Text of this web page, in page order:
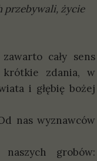
przebywali, życie
cały sens
krótkie zdania, w
i głębię bożej
nas wyznawców
grobów: